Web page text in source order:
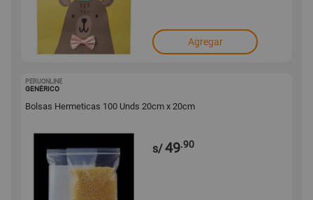
Agregar
PERUONLINE
GENÉRICO
Bolsas Hermeticas 100 Unds 20cm x 20cm
s/49.90